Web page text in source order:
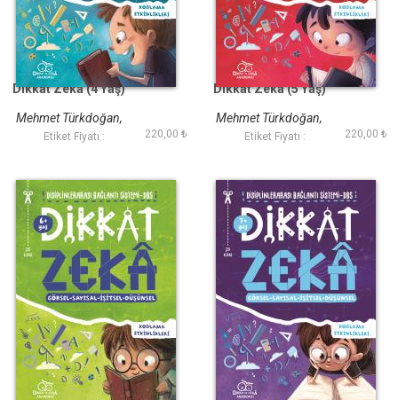
Dikkat Zeka (4 Yaş)
Mehmet Türkdoğan,
Savaş Özdemir
Etiket Fiyatı : 220,00 ₺
Dikkat Zeka (5 Yaş)
Mehmet Türkdoğan,
Savaş Özdemir
Etiket Fiyatı : 220,00 ₺